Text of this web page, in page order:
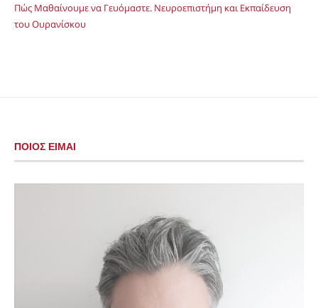
Πώς Μαθαίνουμε να Γευόμαστε. Νευροεπιστήμη και Εκπαίδευση
του Ουρανίσκου
ΠΟΙΟΣ ΕΙΜΑΙ